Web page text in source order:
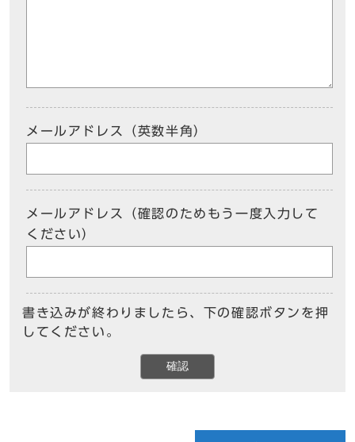
メールアドレス（英数半角）
メールアドレス（確認のためもう一度入力して
ください）
書き込みが終わりましたら、下の確認ボタンを押
してください。
確認